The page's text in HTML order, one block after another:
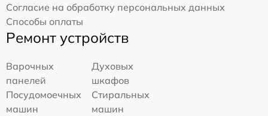
Согласие на обработку персональных данных
Способы оплаты
Ремонт устройств
Варочных
панелей
Духовых
шкафов
Посудомоечных
машин
Стиральных
машин